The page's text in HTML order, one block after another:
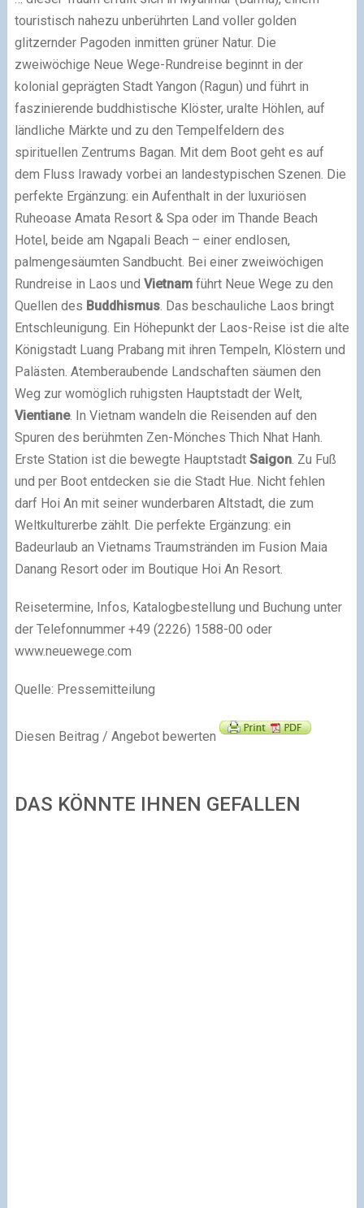
touristisch nahezu unberührten Land voller golden
glitzernder Pagoden inmitten grüner Natur. Die
zweiwöchige Neue Wege-Rundreise beginnt in der
kolonial geprägten Stadt Yangon (Ragun) und führt in
faszinierende buddhistische Klöster, uralte Höhlen, auf
ländliche Märkte und zu den Tempelfeldern des
spirituellen Zentrums Bagan. Mit dem Boot geht es auf
dem Fluss Irawady vorbei an landestypischen Szenen. Die
perfekte Ergänzung: ein Aufenthalt in der luxuriösen
Ruheoase Amata Resort & Spa oder im Thande Beach
Hotel, beide am Ngapali Beach – einer endlosen,
palmengesäumten Sandbucht. Bei einer zweiwöchigen
Rundreise in Laos und Vietnamführt Neue Wege zu den
Quellen des Buddhismus. Das beschauliche Laos bringt
Entschleunigung. Ein Höhepunkt der Laos-Reise ist die alte
Königstadt Luang Prabang mit ihren Tempeln, Klöstern und
Palästen. Atemberaubende Landschaften säumen den
Weg zur womöglich ruhigsten Hauptstadt der Welt,
Vientiane. In Vietnam wandeln die Reisenden auf den
Spuren des berühmten Zen-Mönches Thich Nhat Hanh.
Erste Station ist die bewegte Hauptstadt Saigon. Zu Fuß
und per Boot entdecken sie die Stadt Hue. Nicht fehlen
darf Hoi An mit seiner wunderbaren Altstadt, die zum
Weltkulturerbe zählt. Die perfekte Ergänzung: ein
Badeurlaub an Vietnams Traumstränden im Fusion Maia
Danang Resort oder im Boutique Hoi An Resort.
Reisetermine, Infos, Katalogbestellung und Buchung unter
der Telefonnummer +49 (2226) 1588-00 oder
www.neuewege.com
Quelle: Pressemitteilung
Diesen Beitrag / Angebot bewerten
DAS KÖNNTE IHNEN GEFALLEN